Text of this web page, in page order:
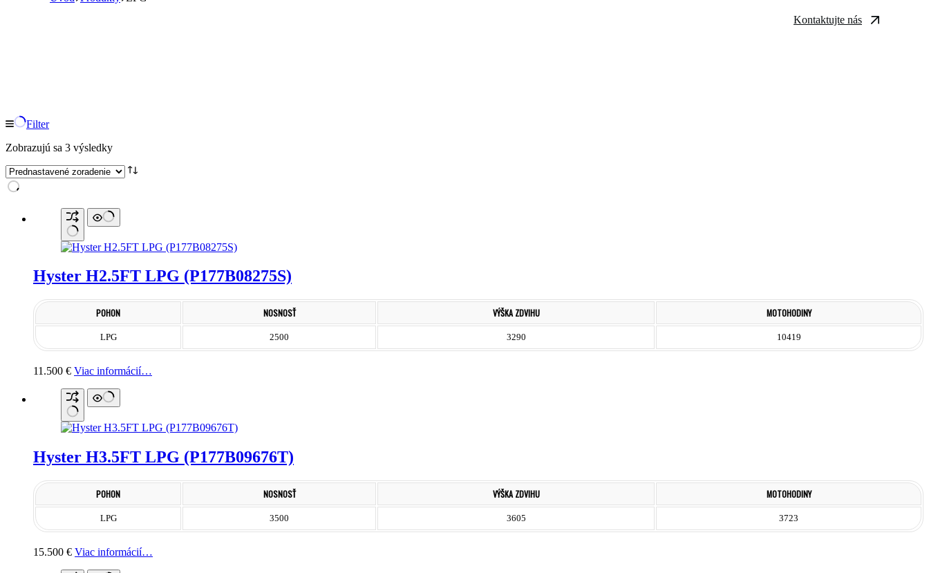
Kontaktujte nás
Filter
Zobrazujú sa 3 výsledky
Hyster H2.5FT LPG (P177B08275S)
POHON NOSNOSŤ VÝŠKA ZDVIHU MOTOHODINY
LPG 2500 3290 10419
11.500 € Viac informácií…
Hyster H3.5FT LPG (P177B09676T)
POHON NOSNOSŤ VÝŠKA ZDVIHU MOTOHODINY
LPG 3500 3605 3723
15.500 € Viac informácií…